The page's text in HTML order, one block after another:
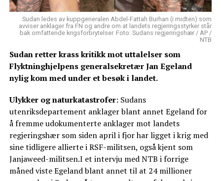
Sudan ledes av kuppgeneralen Abdel-Fattah Burhan (i midten) som
avviser anklager fra FN og andre om at landets regjeringsstyrker står
bak omfattende krigsforbrytelser. Foto: Sudans regjeringshær / AP /
NTB
Sudan retter krass kritikk mot uttalelser som
Flyktninghjelpens generalsekretær Jan Egeland
nylig kom med under et besøk i landet.
Ulykker og naturkatastrofer: Sudans
utenriksdepartement anklager blant annet Egeland for
å fremme udokumenterte anklager mot landets
regjeringshær som siden april i fjor har ligget i krig med
sine tidligere allierte i RSF-militsen, også kjent som
Janjaweed-militsen.I et intervju med NTB i forrige
måned viste Egeland blant annet til at 24 millioner